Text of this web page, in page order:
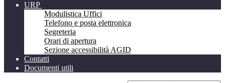
URP
Modulistica Uffici
Telefono e posta elettronica
Segreteria
Orari di apertura
Sezione accessibilità AGID
Contatti
Documenti utili